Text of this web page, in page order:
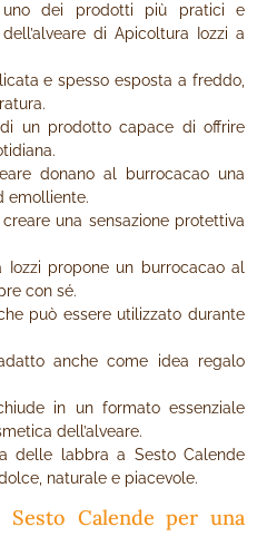
dei prodotti più pratici e
di Apicoltura Iozzi a
e spesso esposta a freddo,
un prodotto capace di offrire
donano al burrocacao una
emolliente.
creare una sensazione protettiva
propone un burrocacao al
con sé.
può essere utilizzato durante
anche come idea regalo
in un formato essenziale
dell’alveare.
delle labbra a Sesto Calende
naturale e piacevole.
Calende per una